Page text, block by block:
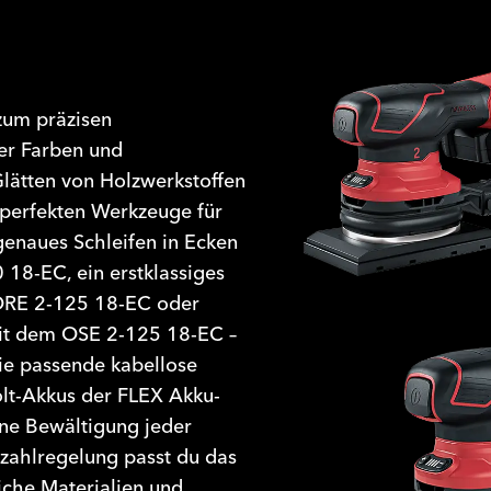
präzisen
Farben und
von Holzwerkstoffen
Werkzeuge für
Schleifen in Ecken
EC, ein erstklassiges
2-125 18-EC oder
dem OSE 2-125 18-EC–
passende kabellose
Akkus der FLEX Akku-
Bewältigung jeder
passt du das